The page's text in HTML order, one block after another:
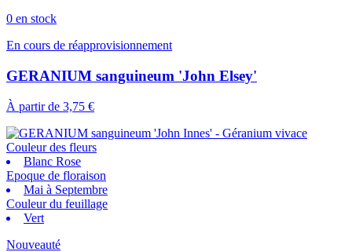
0 en stock
En cours de réapprovisionnement
GERANIUM sanguineum 'John Elsey'
À partir de 3,75 €
Couleur des fleurs
Blanc Rose
Epoque de floraison
Mai à Septembre
Couleur du feuillage
Vert
Nouveauté